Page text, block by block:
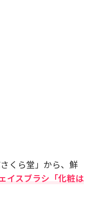
くら堂」から、鮮
イスブラシ「化粧は